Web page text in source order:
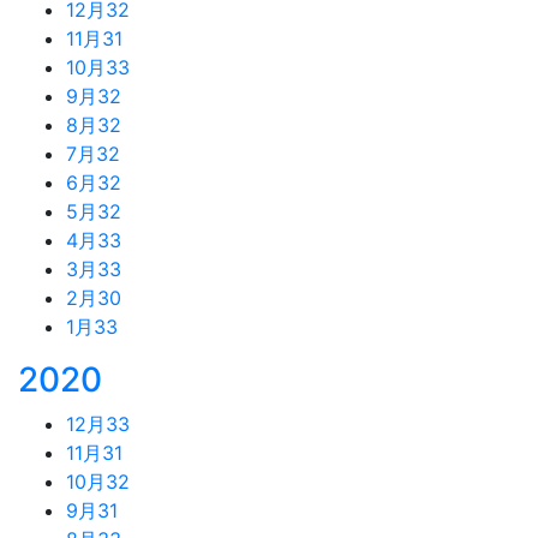
12月 32
11月 31
10月 33
9月 32
8月 32
7月 32
6月 32
5月 32
4月 33
3月 33
2月 30
1月 33
2020
12月 33
11月 31
10月 32
9月 31